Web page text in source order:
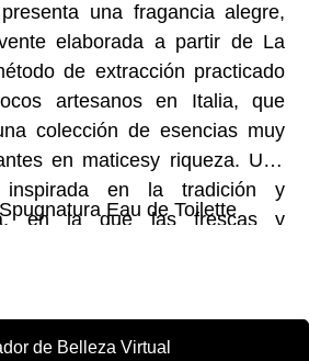
una fragancia alegre,
elaborada a partir de La
de extracción practicado
artesanos en Italia, que
colección de esencias muy
en maticesy riqueza. Una
inspirada en la tradición y
en la que las frescas y
cítricas se encuentran con
frasco de porcelana azul
Eau de Toilette
de Belleza Virtual